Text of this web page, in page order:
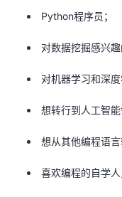
Python程序员；
对数据挖掘感兴趣
对机器学习和深度
想转行到人工智能
想从其他编程语
喜欢编程的自学人